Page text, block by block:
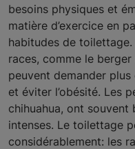
besoins physiques et
matière d’exercice en
habitudes de
races, comme le
peuvent demander
et éviter l’obésité. Les
chihuahua, ont souvent
intenses. Le toilettage
considérablement: les